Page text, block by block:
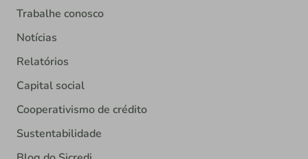
Trabalhe conosco
Notícias
Relatórios
Capital social
Cooperativismo de crédito
Sustentabilidade